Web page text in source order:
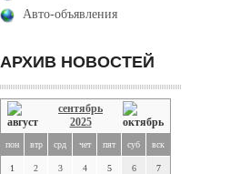
Авто-объявления
АРХИВ НОВОСТЕЙ
сентябрь
2025
пон втр срд чет пят суб вск
1 2 3 4 5 6 7